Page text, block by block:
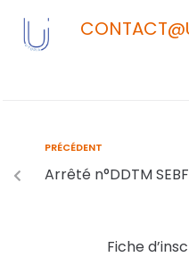
PRÉCÉDENT
Arrêté n°DDTM SEBF
Fiche